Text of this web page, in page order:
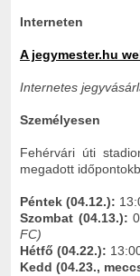
Interneten
A jegymester.hu
Internetes
Személyesen
Fehérvári úti
megadott
Péntek (04.12.):
Szombat (04.13.):
FC)
Hétfő (04.22.):
Kedd (04.23.,